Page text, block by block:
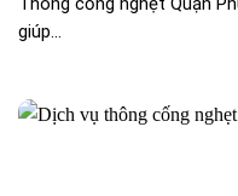
giúp...